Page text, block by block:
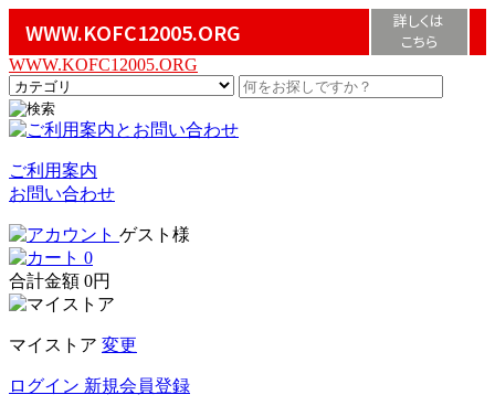
WWW.KOFC12005.ORG
詳しくは
こちら
WWW.KOFC12005.ORG
ご利用案内
お問い合わせ
ゲスト様
0
合計金額 0円
マイストア 変更
ログイン 新規会員登録